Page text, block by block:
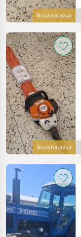
Nova naprava
Nova naprava